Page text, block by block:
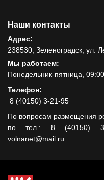
Наши контакты
Адрес:
238530, Зеленоградск, ул.
Мы работаем:
Понедельник-пятница,
Телефон:
8 (40150) 3-21-95
По вопросам размещения
по тел.: 8 (40150) 3-
volnanet@mail.ru